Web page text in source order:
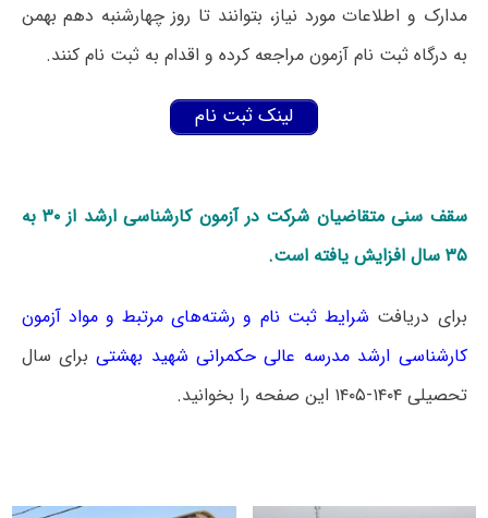
مدارک و اطلاعات مورد نیاز، بتوانند تا روز چهارشنبه دهم بهمن
به درگاه ثبت نام آزمون مراجعه کرده و اقدام به ثبت نام کنند.
لینک ثبت نام
سقف سنی متقاضیان شرکت در آزمون کارشناسی ارشد از ۳۰ به
۳۵ سال افزایش یافته است.
برای دریافت شرایط ثبت نام و رشته‌های مرتبط و مواد آزمون
کارشناسی ارشد مدرسه عالی حکمرانی شهید بهشتیبرای سال
تحصیلی ۱۴۰۴-۱۴۰۵ این صفحه را بخوانید.